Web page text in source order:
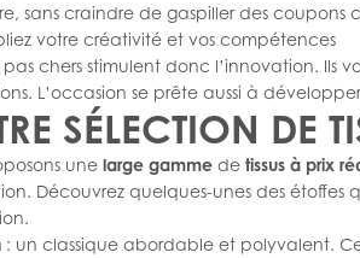
sans craindre de gaspiller des coupons
votre créativité et vos compétences
pas chers stimulent donc l’innovation.
L’occasion se prête aussi à
SÉLECTION DE
une large gamme de tissus à prix
Découvrez quelques-unes des
: un classique abordable et polyvalent.